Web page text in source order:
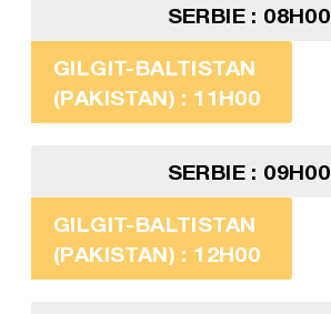
SERBIE : 08H00
GILGIT-BALTISTAN
(PAKISTAN) : 11H00
SERBIE : 09H00
GILGIT-BALTISTAN
(PAKISTAN) : 12H00